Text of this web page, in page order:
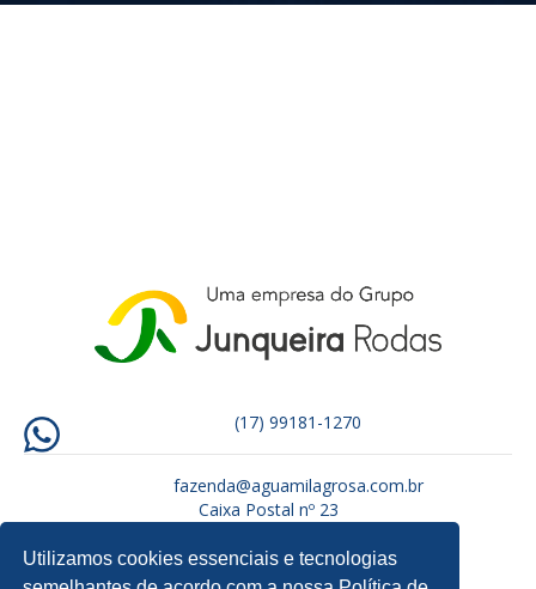
(17) 99181-1270
fazenda@aguamilagrosa.com.br
Caixa Postal nº 23
Utilizamos cookies essenciais e tecnologias